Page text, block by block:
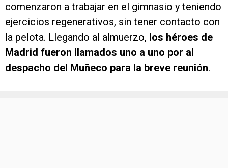
comenzaron a trabajar en el gimnasio y teniendo
ejercicios regenerativos, sin tener contacto con
la pelota. Llegando al almuerzo, los héroes de
Madrid fueron llamados uno a uno por al
despacho del Muñeco para la breve reunión.